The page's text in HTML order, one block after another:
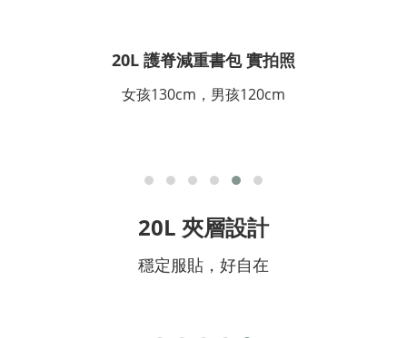
20L 護脊減重書包 實拍照
女孩130cm，男孩120cm
20L 夾層設計
穩定服貼，好自在